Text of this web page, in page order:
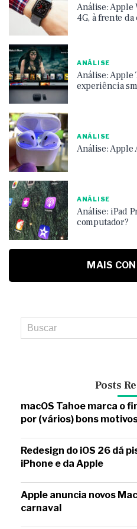
Análise: Apple
4G, à frente
ANÁLISE
Análise: Apple
experiência
ANÁLISE
Análise: Apple
ANÁLISE
Análise: iPad
computador?
MAIS
Posts
macOS Tahoe marca o
por (vários) bons
Redesign do iOS 26 dá
iPhone e da Apple
Apple anuncia novos
carnaval